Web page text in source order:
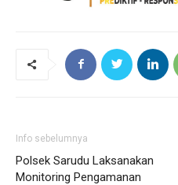
Info sebelumnya
Polsek Sarudu Laksanakan
Monitoring Pengamanan